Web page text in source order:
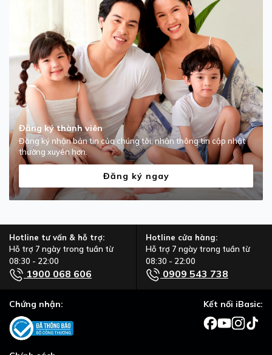
Đăng ký thành viên
Đăng ký nhận bản tin của chúng tôi, nhận thông tin cập nhật
thường xuyên hơn.
Đăng ký ngay
Hotline tư vấn & hỗ trợ:
Hỗ trợ 7 ngày trong tuần từ
08:30 - 22:00
1900 068 606
Hotline cửa hàng:
Hỗ trợ 7 ngày trong tuần từ
08:30 - 22:00
0909 543 738
Chứng nhận: Kết nối iBasic: